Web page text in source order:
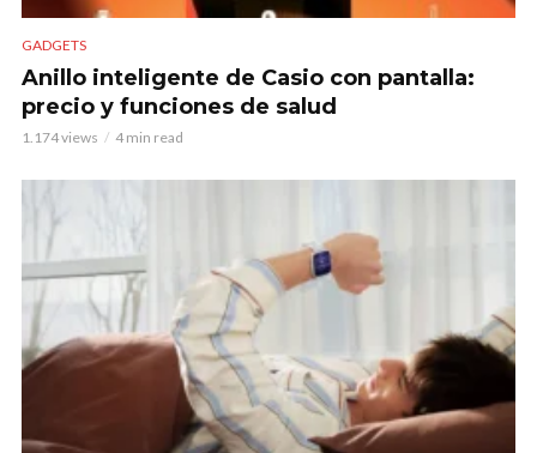
GADGETS
Anillo inteligente de Casio con pantalla:
precio y funciones de salud
1.174 views 4 min read